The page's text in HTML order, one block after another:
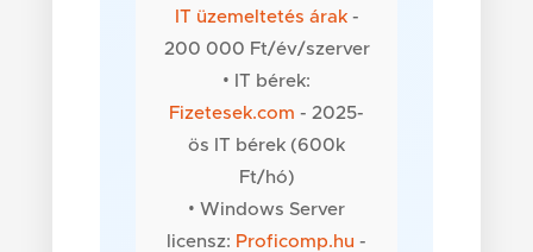
IT üzemeltetés árak-
200 000 Ft/év/szerver
• IT bérek:
Fizetesek.com - 2025-
ös IT bérek (600k
Ft/hó)
• Windows Server
licensz: Proficomp.hu -